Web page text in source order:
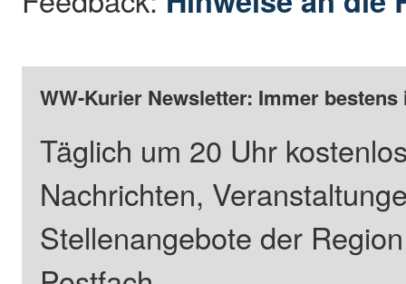
WW-Kurier Newsletter: Immer
Täglich um 20 Uhr
Nachrichten,
Stellenangebote der